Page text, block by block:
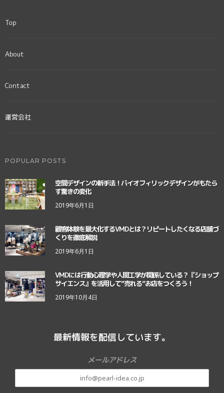
Top
About
Contact
運営会社
POPULAR POSTS
空間デザインの新手法！バイオフィリックデザインがもたら
す驚きの変化
2019年6月1日
顧客体験を最大化するVMDとは？リピートしたくなる店舗づ
くりを徹底解説
2019年6月1日
VMDには行動心理学や人間工学が関係している？『ショップ
サイエンス』を活用して”売れる”お店をつくろう！
2019年10月4日
最新情報を配信しています。
メールアドレス